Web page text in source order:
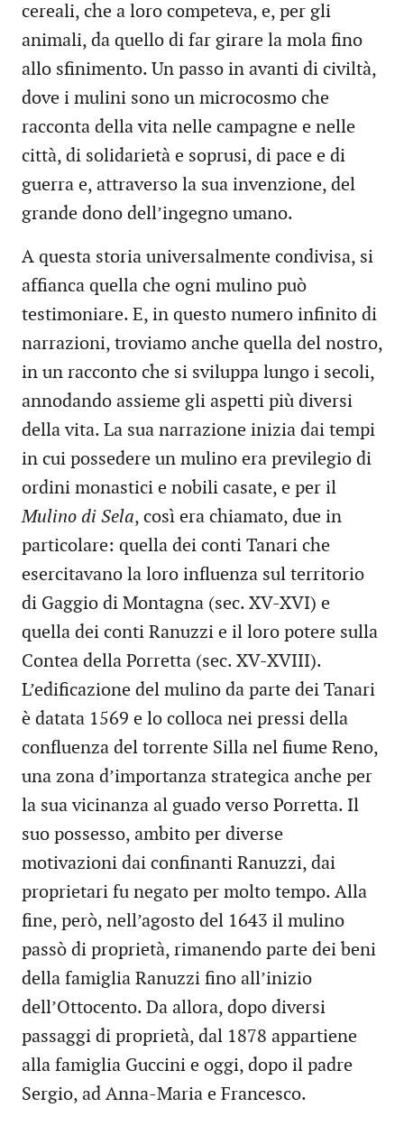
cereali, che a loro competeva, e, per gli
animali, da quello di far girare la mola fino
allo sfinimento. Un passo in avanti di civiltà,
dove i mulini sono un microcosmo che
racconta della vita nelle campagne e nelle
città, di solidarietà e soprusi, di pace e di
guerra e, attraverso la sua invenzione, del
grande dono dell’ingegno umano.
A questa storia universalmente condivisa, si
affianca quella che ogni mulino può
testimoniare. E, in questo numero infinito di
narrazioni, troviamo anche quella del nostro,
in un racconto che si sviluppa lungo i secoli,
annodando assieme gli aspetti più diversi
della vita. La sua narrazione inizia dai tempi
in cui possedere un mulino era previlegio di
ordini monastici e nobili casate, e per il
Mulino di Sela, così era chiamato, due in
particolare: quella dei conti Tanari che
esercitavano la loro influenza sul territorio
di Gaggio di Montagna (sec. XV-XVI) e
quella dei conti Ranuzzi e il loro potere sulla
Contea della Porretta (sec. XV-XVIII).
L’edificazione del mulino da parte dei Tanari
è datata 1569 e lo colloca nei pressi della
confluenza del torrente Silla nel fiume Reno,
una zona d’importanza strategica anche per
la sua vicinanza al guado verso Porretta. Il
suo possesso, ambito per diverse
motivazioni dai confinanti Ranuzzi, dai
proprietari fu negato per molto tempo. Alla
fine, però, nell’agosto del 1643 il mulino
passò di proprietà, rimanendo parte dei beni
della famiglia Ranuzzi fino all’inizio
dell’Ottocento. Da allora, dopo diversi
passaggi di proprietà, dal 1878 appartiene
alla famiglia Guccini e oggi, dopo il padre
Sergio, ad Anna-Maria e Francesco.